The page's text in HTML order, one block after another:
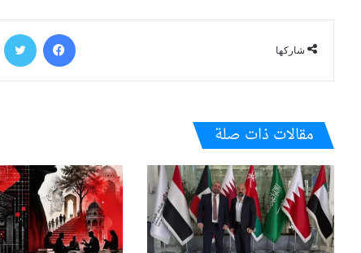
شاركها
فيسبوك
مقالات ذات صلة